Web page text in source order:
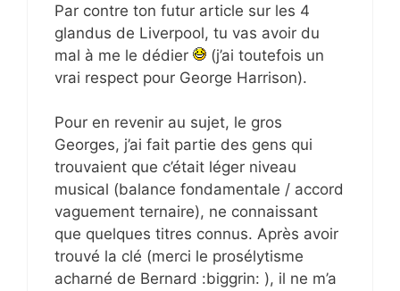
Par contre ton futur article sur les 4
glandus de Liverpool, tu vas avoir du
mal à me le dédier
(j’ai toutefois un
vrai respect pour George Harrison).
Pour en revenir au sujet, le gros
Georges, j’ai fait partie des gens qui
trouvaient que c’était léger niveau
musical (balance fondamentale / accord
vaguement ternaire), ne connaissant
que quelques titres connus. Après avoir
trouvé la clé (merci le prosélytisme
acharné de Bernard :biggrin: ), il ne m’a